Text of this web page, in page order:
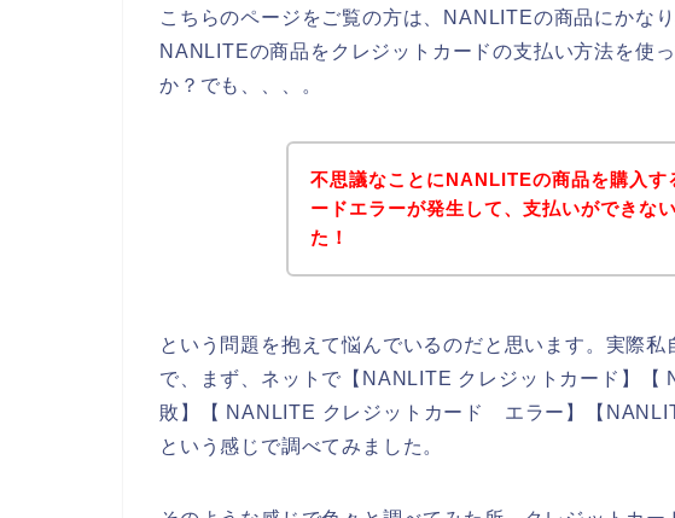
こちらのページをご覧の方は、NANLITEの商品にかな
NANLITEの商品をクレジットカードの支払い方法を使
か？でも、、、。
不思議なことにNANLITEの商品を購入す
ードエラーが発生して、支払いができな
た！
という問題を抱えて悩んでいるのだと思います。実際
で、まず、ネットで【NANLITE クレジットカード】
敗】【 NANLITE クレジットカード エラー】【
という感じで調べてみました。